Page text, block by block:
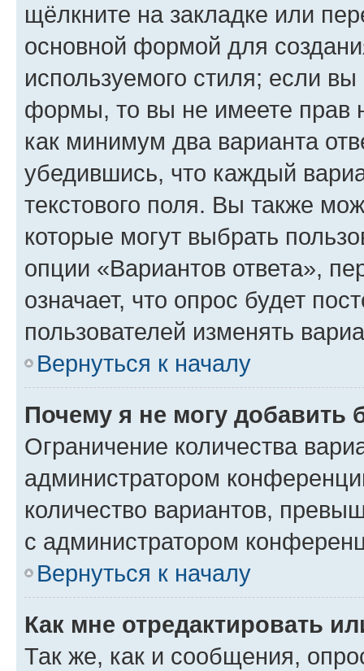
щёлкните на закладке или
основной формой для
используемого стиля; если
формы, то вы не имеете прав
как минимум два варианта
убедившись, что каждый
текстового поля. Вы также
которые могут выбрать
опции «Вариантов ответа»,
означает, что опрос будет
пользователей изменять
Вернуться к началу
Почему я не могу добавить
Ограничение количества
администратором
количество вариантов,
с администратором
Вернуться к началу
Как мне отредактировать
Так же, как и сообщения,